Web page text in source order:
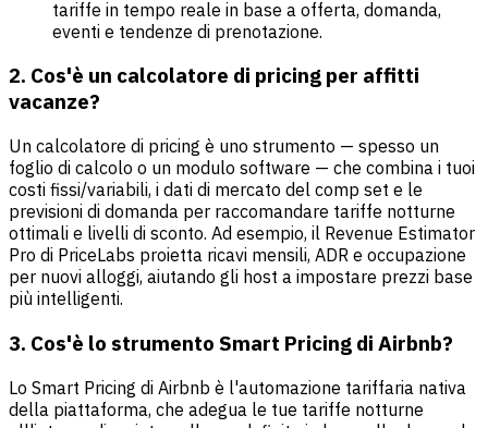
tariffe in tempo reale in base a offerta, domanda,
eventi e tendenze di prenotazione.
2. Cos'è un calcolatore di pricing per affitti
vacanze?
Un calcolatore di pricing è uno strumento — spesso un
foglio di calcolo o un modulo software — che combina i tuoi
costi fissi/variabili, i dati di mercato del comp set e le
previsioni di domanda per raccomandare tariffe notturne
ottimali e livelli di sconto. Ad esempio, il Revenue Estimator
Pro di PriceLabs proietta ricavi mensili, ADR e occupazione
per nuovi alloggi, aiutando gli host a impostare prezzi base
più intelligenti.
3. Cos'è lo strumento Smart Pricing di Airbnb?
Lo Smart Pricing di Airbnb è l'automazione tariffaria nativa
della piattaforma, che adegua le tue tariffe notturne